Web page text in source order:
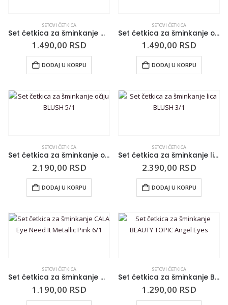
SETOVI ČETKICA
Set četkica za šminkanje MAKEUP REVOLUTION Finding Nemo
1.490,00 RSD
DODAJ U KORPU
SETOVI ČETKICA
Set četkica za šminkanje očiju BLUSH 3/1
1.490,00 RSD
DODAJ U KORPU
SETOVI ČETKICA
Set četkica za šminkanje očiju BLUSH 5/1
2.190,00 RSD
DODAJ U KORPU
SETOVI ČETKICA
Set četkica za šminkanje lica BLUSH 3/1
2.390,00 RSD
DODAJ U KORPU
SETOVI ČETKICA
Set četkica za šminkanje CALA Eye Need It Metallic Pink 6/1
1.190,00 RSD
SETOVI ČETKICA
Set četkica za šminkanje BEAUTY TOPIC Angel Eyes
1.290,00 RSD